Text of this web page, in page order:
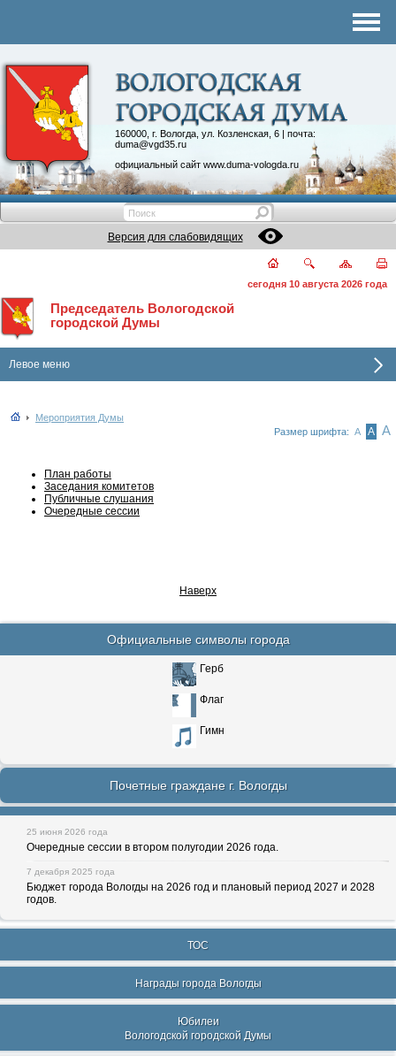
160000, г. Вологда, ул. Козленская, 6 | почта:
duma@vgd35.ru
официальный сайт www.duma-vologda.ru
Контакты
Депутатские объединения
Версия для слабовидящих
сегодня 10 августа 2026 года
Председатель Вологодской
городской Думы
Левое меню
Мероприятия Думы
Размер шрифта: А А А
План работы
Заседания комитетов
Публичные слушания
Очередные сессии
Наверх
Официальные символы города
Герб
Флаг
Гимн
Почетные граждане г. Вологды
25 июня 2026 года
Очередные сессии в втором полугодии 2026 года.
7 декабря 2025 года
Бюджет города Вологды на 2026 год и плановый период 2027 и 2028
годов.
ТОС
Награды города Вологды
Юбилеи
Вологодской городской Думы